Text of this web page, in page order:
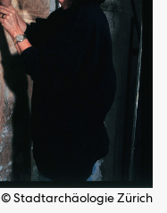
© Stadtarchäologie Zürich